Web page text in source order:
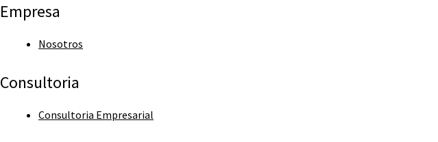
Empresa
Nosotros
Consultoria
Consultoria Empresarial